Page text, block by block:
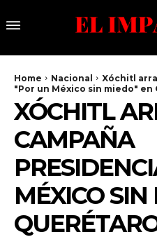
Home Nacional
Xóchitl
"Por un México sin miedo" en
XÓCHITL
CAMPAÑA
MÉXICO